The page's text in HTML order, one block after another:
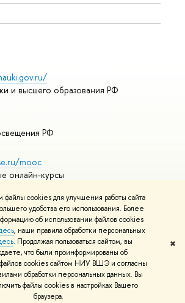
cookies для улучшения работы сайта
удобства его использования. Более
об использовании файлов cookies
, наши правила обработки персональных
. Продолжая пользоваться сайтом, вы
что были проинформированы об
файлов cookies сайтом НИУ ВШЭ и согласны
обработки персональных данных. Вы
файлы cookies в настройках Вашего
браузера.
✖
и высшего образования РФ
РФ
mooc
онлайн-курсы
Адреса и контакты
материалов
рекомендательных технологий в НИУ ВШЭ